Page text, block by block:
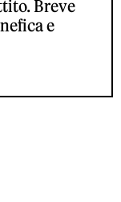
Breve
e